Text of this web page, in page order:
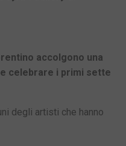
accolgono una
celebrare i primi sette
degli artisti che hanno